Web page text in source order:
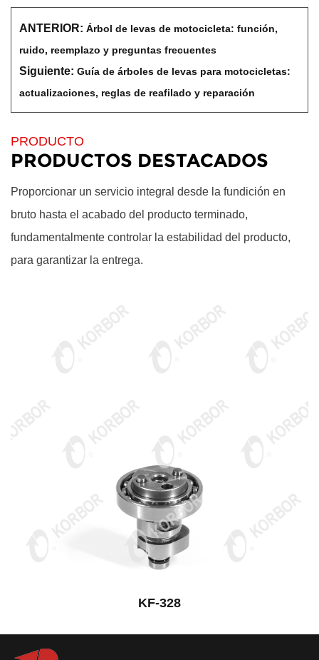
ANTERIOR: Árbol de levas de motocicleta: función,
ruido, reemplazo y preguntas frecuentes
Siguiente: Guía de árboles de levas para motocicletas:
actualizaciones, reglas de reafilado y reparación
PRODUCTO
PRODUCTOS DESTACADOS
Proporcionar un servicio integral desde la fundición en
bruto hasta el acabado del producto terminado,
fundamentalmente controlar la estabilidad del producto,
para garantizar la entrega.
KF-328